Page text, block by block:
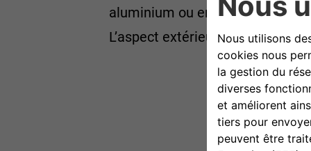
aluminium ou en tôle d’acier.
L’aspect extérieur du coupé